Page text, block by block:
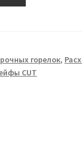
горелок,
CUT